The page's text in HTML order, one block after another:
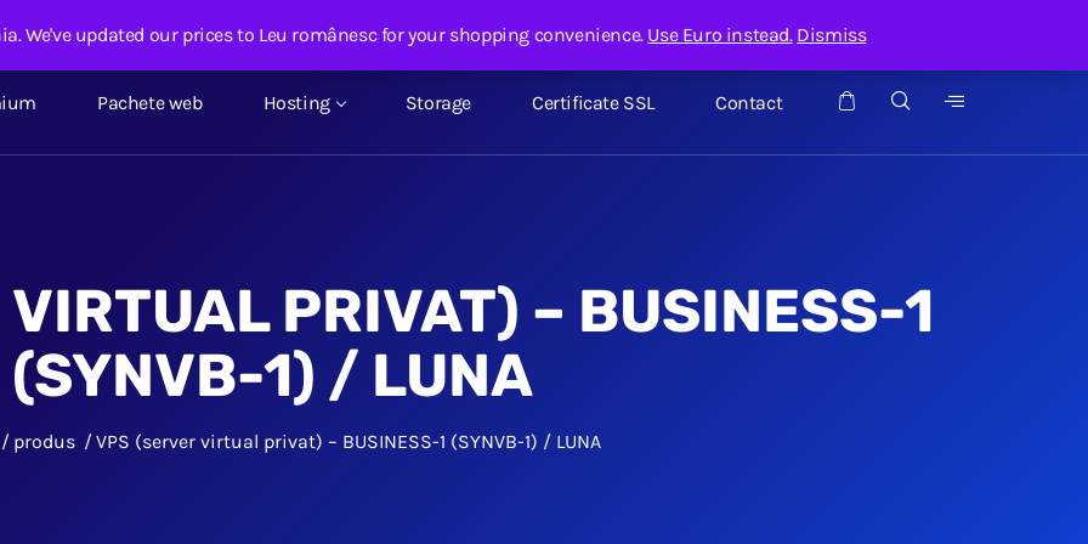
Contul meu Suport Admin servicii
Pachete web Hosting Storage Certificate SSL Contact
PRIVAT) – BUSINESS-1
(SYNVB-1) / LUNA
produs VPS (server virtual privat) – BUSINESS-1 (SYNVB-1) / LUNA
We've updated our prices to Leu românesc for your shopping convenience. Use Euro instead. Dismiss